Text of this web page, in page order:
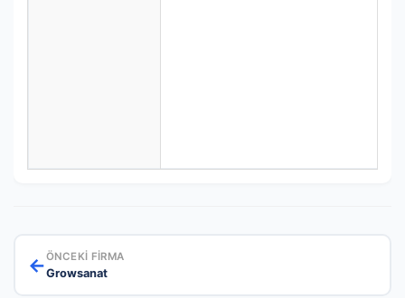
←ÖNCEKI FIRMA
Growsanat